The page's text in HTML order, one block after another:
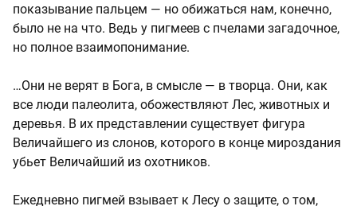
показывание пальцем — но обижаться нам, конечно,
было не на что. Ведь у пигмеев с пчелами загадочное,
но полное взаимопонимание.
…Они не верят в Бога, в смысле — в творца. Они, как
все люди палеолита, обожествляют Лес, животных и
деревья. В их представлении существует фигура
Величайшего из слонов, которого в конце мироздания
убьет Величайший из охотников.
Ежедневно пигмей взывает к Лесу о защите, о том,